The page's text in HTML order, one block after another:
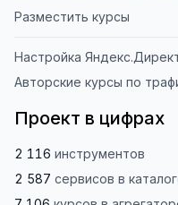
Разместить курсы
Настройка
Авторские курсы по
Проект в цифрах
2 116 инструментов
2 587 сервисов в